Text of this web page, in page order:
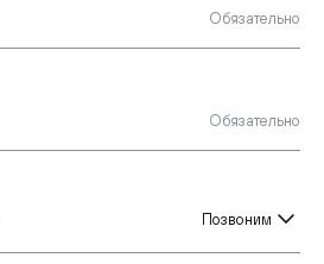
Обязательно
Обязательно
Позвоним